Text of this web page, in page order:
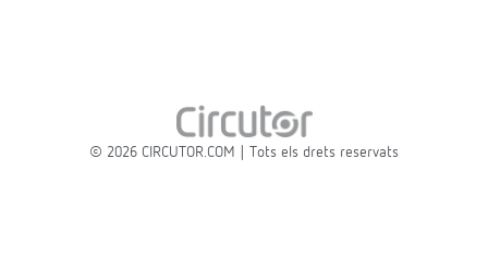
© 2026 CIRCUTOR.COM | Tots els drets reservats